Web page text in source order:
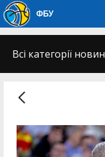
ФБУ
Всі категорії новин